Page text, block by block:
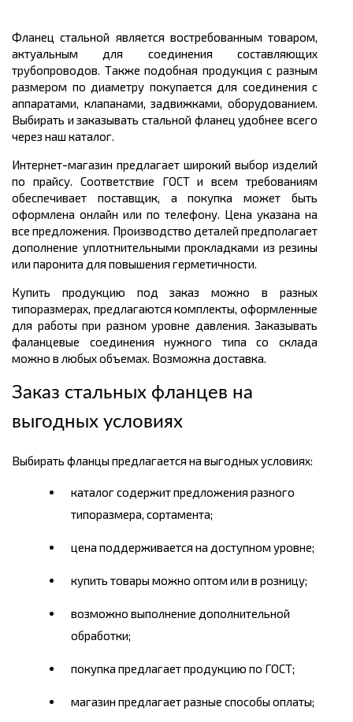
Фланец стальной является востребованным товаром,
актуальным для соединения составляющих
трубопроводов. Также подобная продукция с разным
размером по диаметру покупается для соединения с
аппаратами, клапанами, задвижками, оборудованием.
Выбирать и заказывать стальной фланец удобнее всего
через наш каталог.
Интернет-магазин предлагает широкий выбор изделий
по прайсу. Соответствие ГОСТ и всем требованиям
обеспечивает поставщик, а покупка может быть
оформлена онлайн или по телефону. Цена указана на
все предложения. Производство деталей предполагает
дополнение уплотнительными прокладками из резины
или паронита для повышения герметичности.
Купить продукцию под заказ можно в разных
типоразмерах, предлагаются комплекты, оформленные
для работы при разном уровне давления. Заказывать
фаланцевые соединения нужного типа со склада
можно в любых объемах. Возможна доставка.
Заказ стальных фланцев на
выгодных условиях
Выбирать фланцы предлагается на выгодных условиях:
каталог содержит предложения разного
типоразмера, сортамента;
цена поддерживается на доступном уровне;
купить товары можно оптом или в розницу;
возможно выполнение дополнительной
обработки;
покупка предлагает продукцию по ГОСТ;
магазин предлагает разные способы оплаты;